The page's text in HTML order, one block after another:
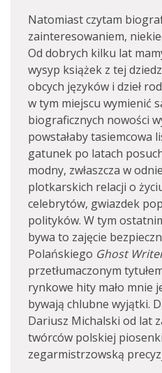
Natomiast czytam
zainteresowaniem,
Od dobrych kilku lat
wysyp książek z tej
obcych języków i dzieł
w tym miejscu wymienić
biograficznych nowości
powstałaby tasiemcowa
gatunek po latach
modny, zwłaszcza w
plotkarskich relacji o
celebrytów, gwiazdek
polityków. W tym
bywa to zajęcie
Polańskiego Ghost
przetłumaczonym
rynkowe hity mało mnie
bywają chlubne wyjątki.
Dariusz Michalski od lat
twórców polskiej
zegarmistrzowską